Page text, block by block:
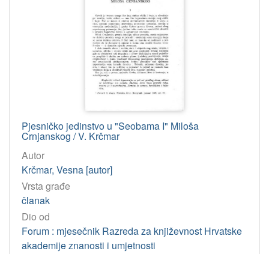
Pjesničko jedinstvo u "Seobama I" Miloša
Crnjanskog / V. Krčmar
Autor
Krčmar, Vesna [autor]
Vrsta građe
članak
Dio od
Forum : mjesečnik Razreda za književnost Hrvatske
akademije znanosti i umjetnosti